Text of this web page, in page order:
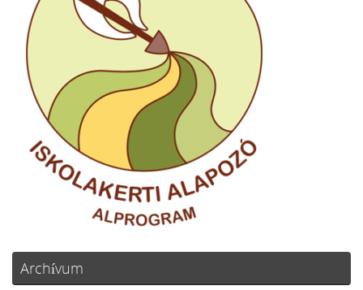
Archívum